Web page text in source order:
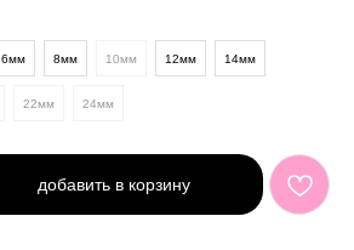
6мм 8мм 10мм 12мм 14мм
22мм 24мм
добавить в корзину